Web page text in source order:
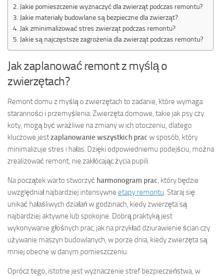
Jakie pomieszczenie wyznaczyć dla zwierząt podczas remontu?
Jakie materiały budowlane są bezpieczne dla zwierząt?
Jak zminimalizować stres zwierząt podczas remontu?
Jakie są najczęstsze zagrożenia dla zwierząt podczas remontu?
Jak zaplanować remont z myślą o
zwierzętach?
Remont domu z myślą o zwierzętach to zadanie, które wymaga
staranności i przemyślenia. Zwierzęta domowe, takie jak psy czy
koty, mogą być wrażliwe na zmiany w ich otoczeniu, dlatego
kluczowe jestzaplanowanie wszystkich prac w sposób, który
minimalizuje stres i hałas. Dzięki odpowiedniemu podejściu, można
zrealizować remont, nie zakłócając życia pupili.
Na początek warto stworzyć harmonogram prac, który będzie
uwzględniał najbardziej intensywne etapy remontu. Staraj się
unikać hałaśliwych działań w godzinach, kiedy zwierzęta są
najbardziej aktywne lub spokojne. Dobrą praktyką jest
wykonywanie głośnych prac, jak na przykład dziurawienie ścian czy
używanie maszyn budowlanych, w porze dnia, kiedy zwierzęta są
mniej obecne w danym pomieszczeniu.
Oprócz tego, istotne jest wyznaczenie stref bezpieczeństwa, w